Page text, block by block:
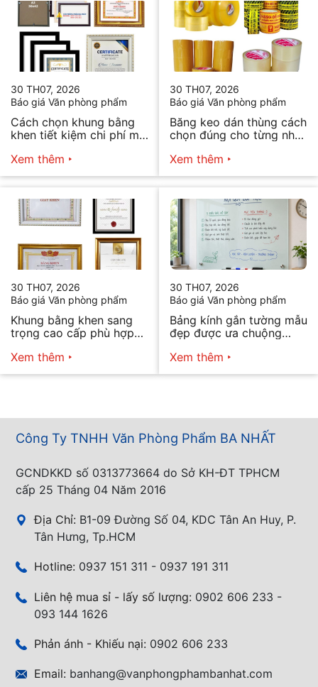
30 TH07, 2026
Báo giá Văn phòng phẩm
Cách chọn khung bằng
khen tiết kiệm chi phí mà
Xem thêm
30 TH07, 2026
Báo giá Văn phòng phẩm
Băng keo dán thùng cách
chọn đúng cho từng nhu
Xem thêm
30 TH07, 2026
Báo giá Văn phòng phẩm
Khung bằng khen sang
trọng cao cấp phù hợp
Xem thêm
30 TH07, 2026
Báo giá Văn phòng phẩm
Bảng kính gắn tường mẫu
đẹp được ưa chuộng
Xem thêm
Công Ty TNHH Văn Phòng Phẩm BA NHẤT
GCNDKKD số 0313773664 do Sở KH-ĐT TPHCM
cấp 25 Tháng 04 Năm 2016
Địa Chỉ: B1-09 Đường Số 04, KDC Tân An Huy, P.
Tân Hưng, Tp.HCM
Hotline: 0937 151 311 - 0937 191 311
Liên hệ mua sỉ - lấy số lượng: 0902 606 233 -
093 144 1626
Phản ánh - Khiếu nại: 0902 606 233
Email: banhang@vanphongphambanhat.com